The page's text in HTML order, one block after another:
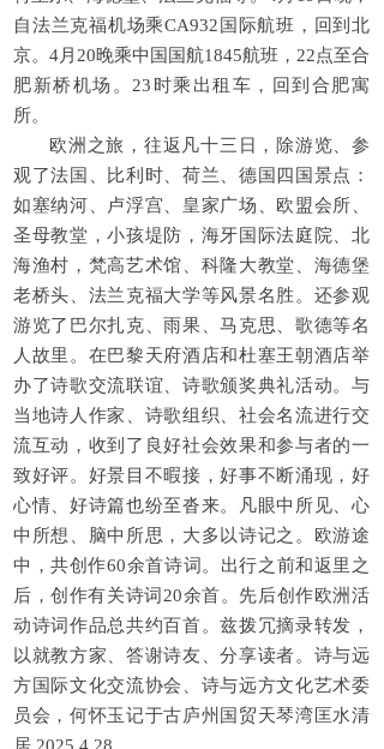
自法兰克福机场乘CA932国际航班，回到北
京。4月20晚乘中国国航1845航班，22点至合
肥新桥机场。23时乘出租车，回到合肥寓
所。
欧洲之旅，往返凡十三日，除游览、参
观了法国、比利时、荷兰、德国四国景点：
如塞纳河、卢浮宫、皇家广场、欧盟会所、
圣母教堂，小孩堤防，海牙国际法庭院、北
海渔村，梵高艺术馆、科隆大教堂、海德堡
老桥头、法兰克福大学等风景名胜。还参观
游览了巴尔扎克、雨果、马克思、歌德等名
人故里。在巴黎天府酒店和杜塞王朝酒店举
办了诗歌交流联谊、诗歌颁奖典礼活动。与
当地诗人作家、诗歌组织、社会名流进行交
流互动，收到了良好社会效果和参与者的一
致好评。好景目不暇接，好事不断涌现，好
心情、好诗篇也纷至沓来。凡眼中所见、心
中所想、脑中所思，大多以诗记之。欧游途
中，共创作60余首诗词。出行之前和返里之
后，创作有关诗词20余首。先后创作欧洲活
动诗词作品总共约百首。兹拨冗摘录转发，
以就教方家、答谢诗友、分享读者。诗与远
方国际文化交流协会、诗与远方文化艺术委
员会，何怀玉记于古庐州国贸天琴湾匡水清